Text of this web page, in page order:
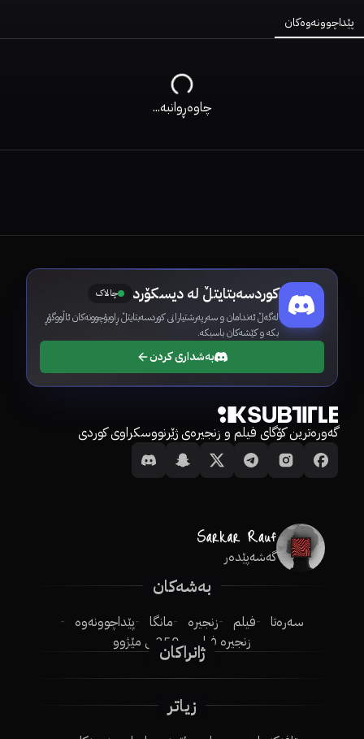
پێداچوونەوەکان
چاوەڕوانبە...
کوردسەبتایتڵ لە دیسکۆرد چالاک
لەگەڵ ئەندامان و سەرپەرشتیارانی کوردسەبتایتڵ ڕاوبۆچوونەکان ئاڵووگۆڕ
بکە و کێشەکان باسبکە.
بەشداری کردن
گەورەترین کۆگای فیلم و زنجیرەی ژێرنووسکراوی کوردی
گەشەپێدەر
بەشەکان
سەرەتا فیلم زنجیرە مانگا
پێداچوونەوە
زنجیرە فیلم
250ـی مێژوو
ژانراکان
زیاتر